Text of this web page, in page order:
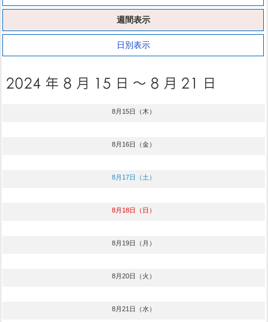
週間表示
日別表示
8月15日（木）
8月16日（金）
8月17日（土）
8月18日（日）
8月19日（月）
8月20日（火）
8月21日（水）